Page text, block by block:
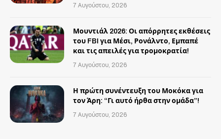
7 Αυγούστου, 2026
Μουντιάλ 2026: Οι απόρρητες εκθέσεις
του FBI για Μέσι, Ρονάλντο, Εμπαπέ
και τις απειλές για τρομοκρατία!
7 Αυγούστου, 2026
Η πρώτη συνέντευξη του Μοκόκα για
τον Άρη: “Γι αυτό ήρθα στην ομάδα”!
7 Αυγούστου, 2026